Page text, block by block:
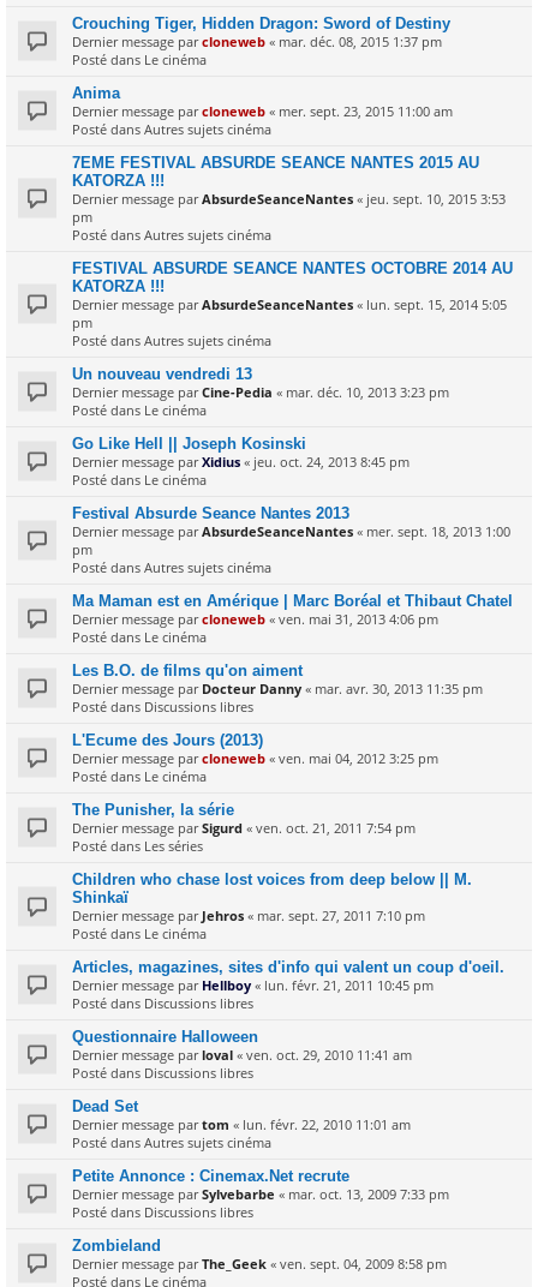
Crouching Tiger, Hidden Dragon: Sword of Destiny
Dernier message parcloneweb « mar. déc. 08, 2015 1:37 pm
Posté dans Le cinéma
Anima
Dernier message parcloneweb « mer. sept. 23, 2015 11:00 am
Posté dans Autres sujets cinéma
7EME FESTIVAL ABSURDE SEANCE NANTES 2015 AU
KATORZA !!!
Dernier message parAbsurdeSeanceNantes « jeu. sept. 10, 2015 3:53
pm
Posté dans Autres sujets cinéma
FESTIVAL ABSURDE SEANCE NANTES OCTOBRE 2014 AU
KATORZA !!!
Dernier message parAbsurdeSeanceNantes « lun. sept. 15, 2014 5:05
pm
Posté dans Autres sujets cinéma
Un nouveau vendredi 13
Dernier message parCine-Pedia « mar. déc. 10, 2013 3:23 pm
Posté dans Le cinéma
Go Like Hell || Joseph Kosinski
Dernier message parXidius « jeu. oct. 24, 2013 8:45 pm
Posté dans Le cinéma
Festival Absurde Seance Nantes 2013
Dernier message parAbsurdeSeanceNantes « mer. sept. 18, 2013 1:00
pm
Posté dans Autres sujets cinéma
Ma Maman est en Amérique | Marc Boréal et Thibaut Chatel
Dernier message parcloneweb « ven. mai 31, 2013 4:06 pm
Posté dans Le cinéma
Les B.O. de films qu'on aiment
Dernier message par Docteur Danny « mar. avr. 30, 2013 11:35 pm
Posté dans Discussions libres
L'Ecume des Jours (2013)
Dernier message parcloneweb « ven. mai 04, 2012 3:25 pm
Posté dans Le cinéma
The Punisher, la série
Dernier message parSigurd « ven. oct. 21, 2011 7:54 pm
Posté dans Les séries
Children who chase lost voices from deep below || M.
Shinkaï
Dernier message par Jehros « mar. sept. 27, 2011 7:10 pm
Posté dans Le cinéma
Articles, magazines, sites d'info qui valent un coup d'oeil.
Dernier message par Hellboy « lun. févr. 21, 2011 10:45 pm
Posté dans Discussions libres
Questionnaire Halloween
Dernier message parloval « ven. oct. 29, 2010 11:41 am
Posté dans Discussions libres
Dead Set
Dernier message partom « lun. févr. 22, 2010 11:01 am
Posté dans Autres sujets cinéma
Petite Annonce : Cinemax.Net recrute
Dernier message parSylvebarbe « mar. oct. 13, 2009 7:33 pm
Posté dans Discussions libres
Zombieland
Dernier message parThe_Geek « ven. sept. 04, 2009 8:58 pm
Posté dans Le cinéma